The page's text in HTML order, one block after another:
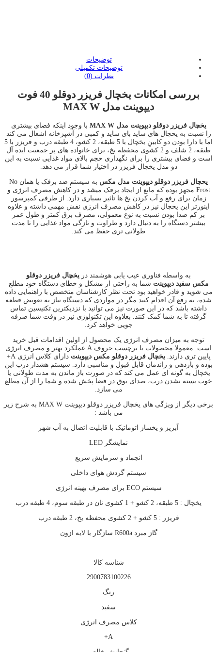
توضیحات
توضیحات تکمیلی
نظرات (0)
بررسی امکانات
یخچال فریزر دوقلو 40 فوت
دیپوینت مدل MAX W
یخچال فریزر دوقلو دیپوینت مدل MAX W
با وجود اینکه فضای بیشتری
را نسبت به یحچال های ساید بای ساید و کمبی در آشپزخانه اشغال می کند
اما با دارا بودن دو کابینِ یخچال با 5 طبقه، 2 کشو، 4 طبقه درب و فریزر با 5
طبقه، 2 شلف و 2 کشوی محفظه یخ، برای خانواده های پر جمعیت ایده آل
است و فضای بیشتری را برای نگهداری حجم بالای مواد غذایی نسبت به این
دو مدل یخچال فریزر در اختیار شما قرار می دهد.
یحچال فریزر دوقلو دیپوینت مدل مکس
به سیستم ضد برفک یا همان No
Frost مجهز بوده که مانع از ایجاد برفک میشد و در کاهش مصرف انرژی و
زمان برای رفع و آب کردن یخ ها تاثیر بسیاری دارد. از طرفی کمپرسور
اینورتر این یخچال نیز در کاهش مصرف انرژی نقش مهمی داشته و علاوه
بر کم صدا بودن نسبت به نوع معمولی، مصرف برق کمتر و طول عمر
بیشتر دستگاه را به دنبال دارد و طراوت و تازگی مواد غذایی را تا مدت
طولانی تری حفظ می کند.
به واسطه فناوری عیب یابی هوشمند در یخچال فریزر دوقلو
مکس سفید دیپوینت شما به راحتی از مشکل و خطای دستگاه خود مطلع
می شوید و قادر خواهید بود تحت نظر کارشناسان متخصص با راهنمایی داده
شده، به رفع آن اقدام کنید مگر در مواردی که دستگاه نیاز به تعویض قطعه
داشته باشد که در این صورت نیز می توانید با نزدیکترین تکنیسین تماس
گرفته تا به شما کمک کنند. بعلاوه این تکنولوژی نیز در وقت شما صرفه
جویی خواهد کرد.
توجه به میزان مصرف انرژی یک محصول از اولین اقدامات قبل خرید
است. معمولا محصولات با برچسب حروف A عملکرد بهتر و مصرف انرژی
پایین تری دارند.یخچال فریزر دوقلو مکس دیپوینت
دارای کلاس انرژی A+
بوده و بازدهی و راندمان قابل قبول و مناسبی دارد. سیستم هشدار درب این
یخچال به گونه ای عمل می کند که در صورت باز ماندن به مدت طولانی یا
خوب بسته نشدن درب، صدای بوق در فضا پخش شده و شما را از آن مطلع
می سازد.
برخی دیگر از ویژگی های یخچال فریزر دوقلو دیپوینت MAX W به شرح زیر
می باشد :
آبریز و یخساز اتوماتیک با قابلیت اتصال به آب شهر
نمایشگر LED
انجماد و سرمایش سریع
سیستم گردش هوای داخلی
سیستم ECO برای مصرف بهینه‌ انرژی
یخچال : 5 طبقه، 2 کشو + 1 کشوی نان در طبقه سوم، 4 طبقه درب
فریزر : 5 کشو + 2 کشوی محفظه یخ، 2 طبقه درب
گاز مبرد R600a سازگار با لایه ازون
شناسه کالا
2900783100226
رنگ
سفید
کلاس مصرف انرژی
A+